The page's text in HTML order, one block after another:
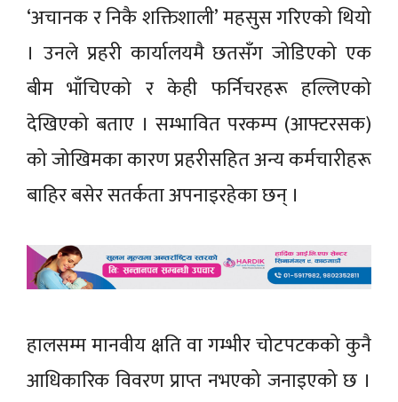
‘अचानक र निकै शक्तिशाली’ महसुस गरिएको थियो
। उनले प्रहरी कार्यालयमै छतसँग जोडिएको एक
बीम भाँचिएको र केही फर्निचरहरू हल्लिएको
देखिएको बताए । सम्भावित परकम्प (आफ्टरसक)
को जोखिमका कारण प्रहरीसहित अन्य कर्मचारीहरू
बाहिर बसेर सतर्कता अपनाइरहेका छन् ।
हालसम्म मानवीय क्षति वा गम्भीर चोटपटकको कुनै
आधिकारिक विवरण प्राप्त नभएको जनाइएको छ ।